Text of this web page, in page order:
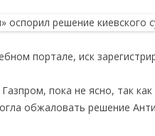
портале, иск
пока не ясно, так
обжаловать решение